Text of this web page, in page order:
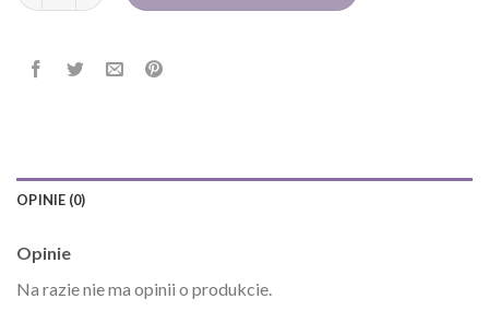
OPINIE (0)
Opinie
Na razie nie ma opinii o produkcie.